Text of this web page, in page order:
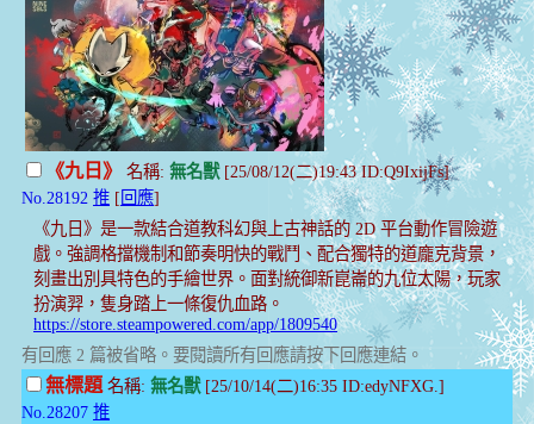
《九日》 名稱: 無名獸[25/08/12(二)19:43 ID:Q9IxijFs]
No.28192 推 [ 回應]
《九日》是一款結合道教科幻與上古神話的 2D 平台動作冒險遊
戲。強調格擋機制和節奏明快的戰鬥、配合獨特的道龐克背景，
刻畫出別具特色的手繪世界。面對統御新崑崙的九位太陽，玩家
扮演羿，隻身踏上一條復仇血路。
https://store.steampowered.com/app/1809540
有回應 2 篇被省略。要閱讀所有回應請按下回應連結。
無標題名稱: 無名獸[25/10/14(二)16:35 ID:edyNFXG.]
No.28207 推